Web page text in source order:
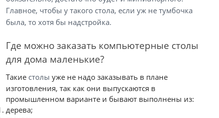
Главное, чтобы у такого стола, если уж не тумбочка
была, то хотя бы надстройка.
Где можно заказать компьютерные столы
для дома маленькие?
Такие столы уже не надо заказывать в плане
изготовления, так как они выпускаются в
промышленном варианте и бывают выполнены из:
дерева;